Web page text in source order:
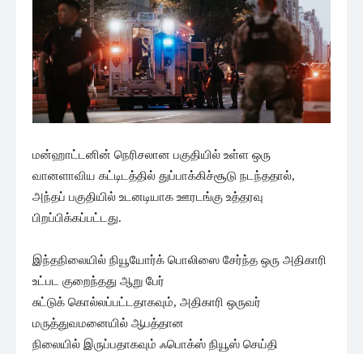
மன்ஹாட்டனின் நெரிசலான பகுதியில் உள்ள ஒரு
வானளாவிய கட்டிடத்தில் துப்பாக்கிச்சூடு நடந்ததால்,
அந்தப் பகுதியில் உடனடியாக ஊரடங்கு உத்தரவு
பிறப்பிக்கப்பட்டது.
இந்தநிலையில் நியூயோர்க் பொலிஸை சேர்ந்த ஒரு அதிகாரி
உட்பட குறைந்தது ஆறு பேர்
சுட்டுக் கொல்லப்பட்டதாகவும், அதிகாரி ஒருவர்
மருத்துவமனையில் ஆபத்தான
நிலையில் இருப்பதாகவும் ஃபொக்ஸ் நியூஸ் செய்தி